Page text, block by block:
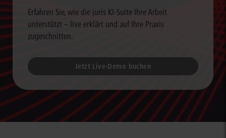
Erfahren Sie, wie die juris KI-Suite Ihre Arbeit
unterstützt – live erklärt und auf Ihre Praxis
zugeschnitten.
Jetzt Live-Demo buchen